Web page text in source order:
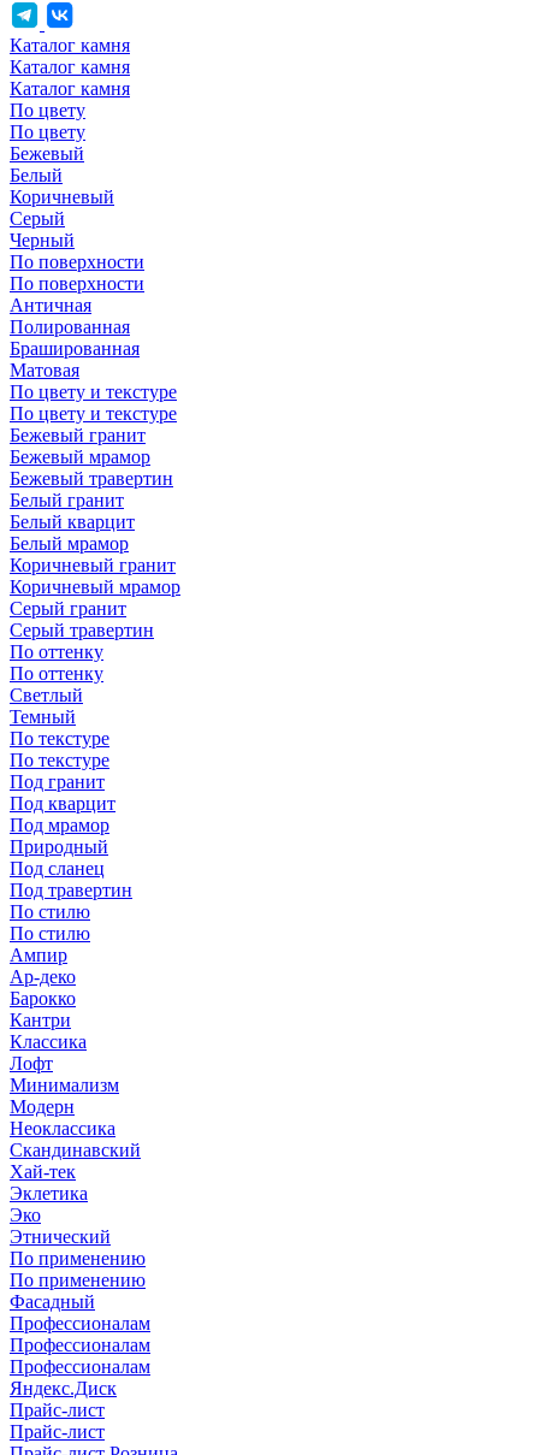
Каталог камня
Каталог камня
Каталог камня
По цвету
По цвету
Бежевый
Белый
Коричневый
Серый
Черный
По поверхности
По поверхности
Античная
Полированная
Брашированная
Матовая
По цвету и текстуре
По цвету и текстуре
Бежевый гранит
Бежевый мрамор
Бежевый травертин
Белый гранит
Белый кварцит
Белый мрамор
Коричневый гранит
Коричневый мрамор
Серый гранит
Серый травертин
По оттенку
По оттенку
Светлый
Темный
По текстуре
По текстуре
Под гранит
Под кварцит
Под мрамор
Природный
Под сланец
Под травертин
По стилю
По стилю
Ампир
Ар-деко
Барокко
Кантри
Классика
Лофт
Минимализм
Модерн
Неоклассика
Скандинавский
Хай-тек
Эклетика
Эко
Этнический
По применению
По применению
Фасадный
Профессионалам
Профессионалам
Профессионалам
Яндекс.Диск
Прайс-лист
Прайс-лист